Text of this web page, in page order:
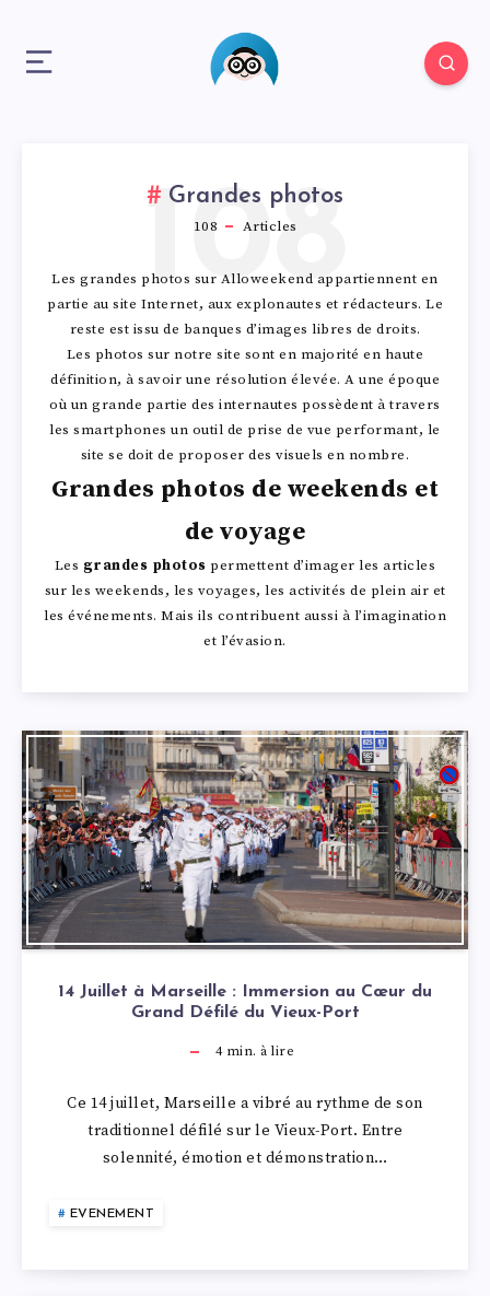
Grandes photos
108 Articles
108
Les grandes photos sur Alloweekend appartiennent en
partie au site Internet, aux explonautes et rédacteurs. Le
reste est issu de banques d’images libres de droits.
Les photos sur notre site sont en majorité en haute
définition, à savoir une résolution élevée. A une époque
où un grande partie des internautes possèdent à travers
les smartphones un outil de prise de vue performant, le
site se doit de proposer des visuels en nombre.
Grandes photos de weekends et
de voyage
Les grandes photos permettent d’imager les articles
sur les weekends, les voyages, les activités de plein air et
les événements. Mais ils contribuent aussi à l’imagination
et l’évasion.
14 Juillet à Marseille : Immersion au Cœur du
Grand Défilé du Vieux-Port
4min. à lire
Ce 14 juillet, Marseille a vibré au rythme de son
traditionnel défilé sur le Vieux-Port. Entre
solennité, émotion et démonstration…
EVENEMENT